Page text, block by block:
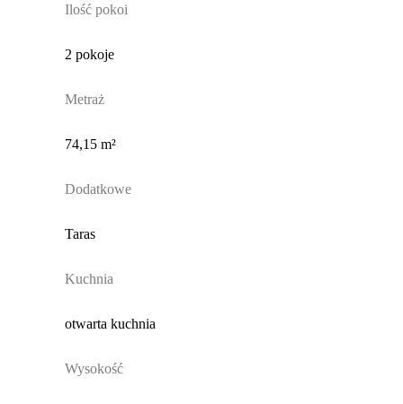
Ilość pokoi
2 pokoje
Metraż
74,15 m²
Dodatkowe
Taras
Kuchnia
otwarta kuchnia
Wysokość